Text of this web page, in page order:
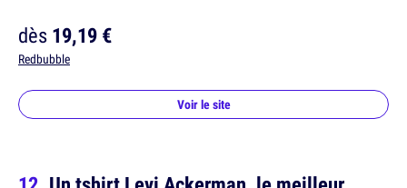
dès19,19 €
Redbubble
Voir le site